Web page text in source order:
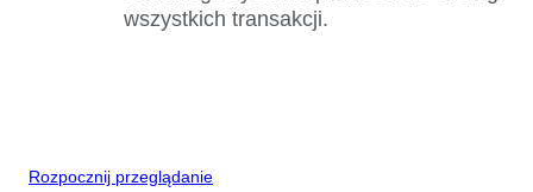
wszystkich transakcji.
Rozpocznij przeglądanie